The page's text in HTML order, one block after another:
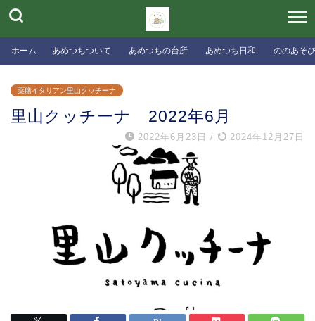
ホーム あめつちついて あめつちの台所 あめつち日和 ののあそ
薬膳イタリアン里山クッチーナ
里山クッチーナ 2022年6月
2022年6月23日 / 2024年12月27日